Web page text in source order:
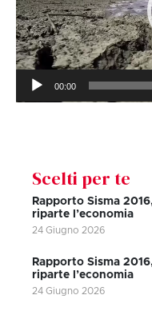
00:00
Scelti per te
Rapporto Sisma
riparte l’economia
24 Giugno 2026
Rapporto Sisma
riparte l’economia
24 Giugno 2026